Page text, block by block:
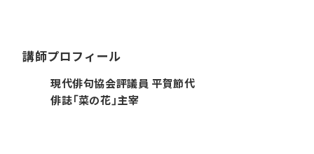
講師プロフィール
現代俳句協会評議員 平賀節代
俳誌「菜の花」主宰